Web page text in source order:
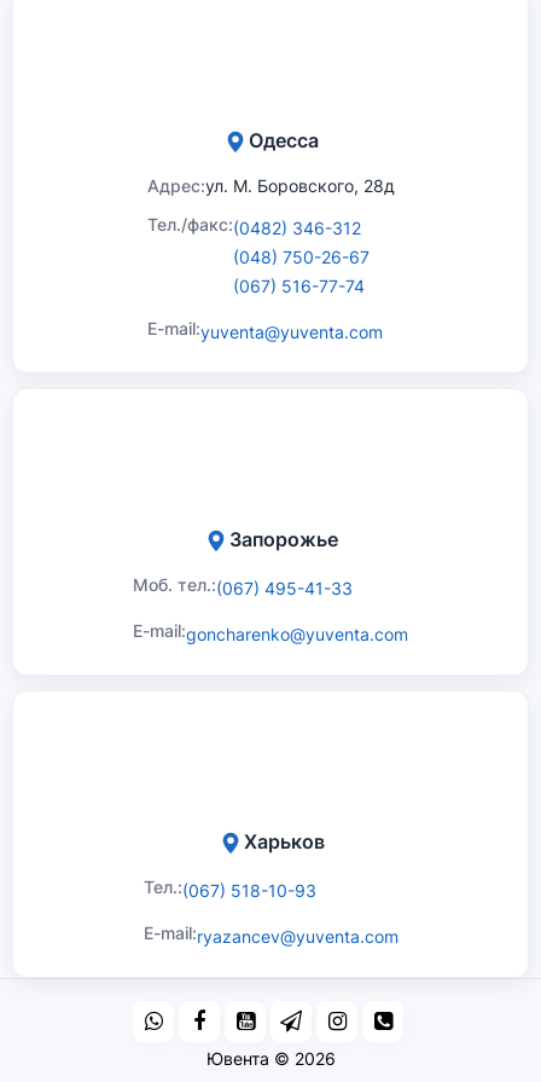
Одесса
Адрес:ул. М. Боровского, 28д
Тел./факс:(0482) 346-312
(048) 750-26-67
(067) 516-77-74
E-mail:yuventa@yuventa.com
Запорожье
Моб. тел.:(067) 495-41-33
E-mail:goncharenko@yuventa.com
Харьков
Тел.:(067) 518-10-93
E-mail:ryazancev@yuventa.com
Ювента © 2026